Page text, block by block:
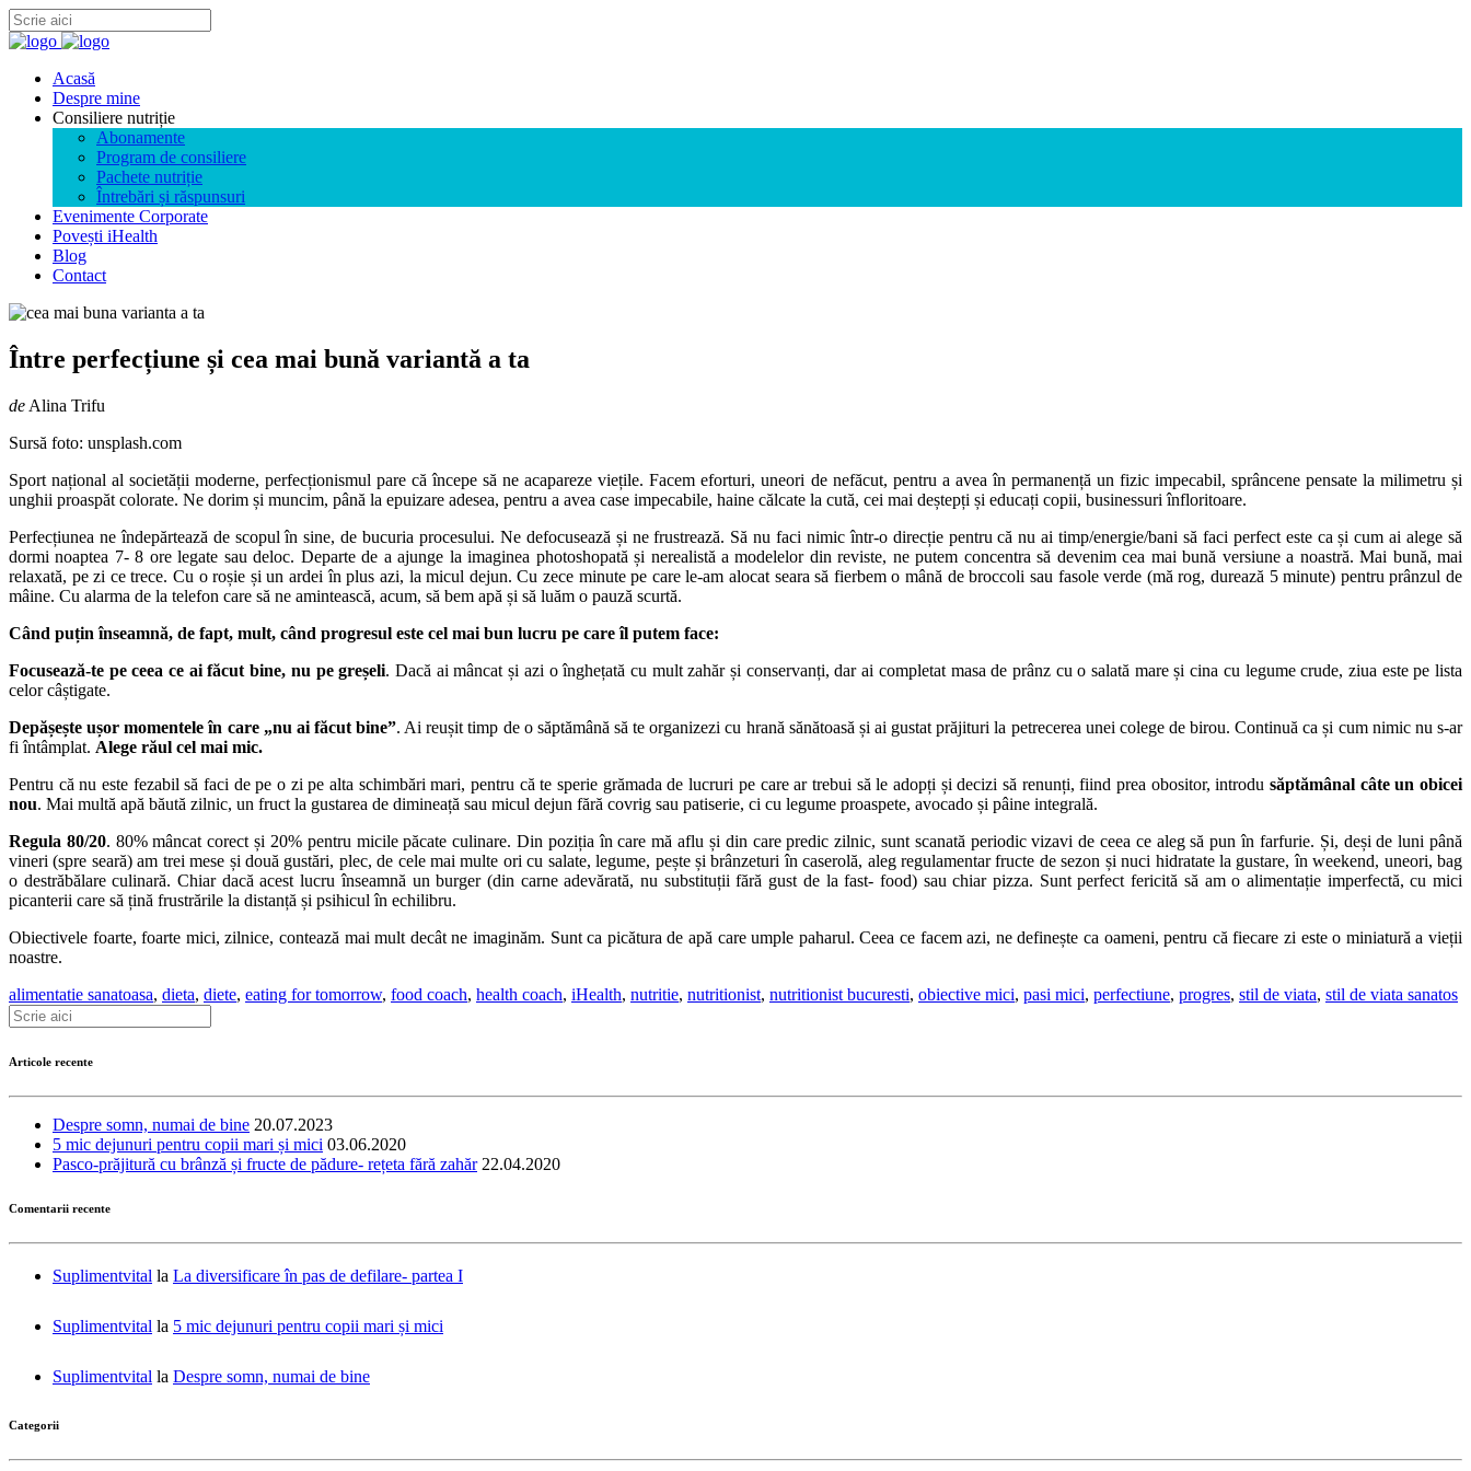
Acasă
Despre mine
Consiliere nutriție
Abonamente
Program de consiliere
Pachete nutriție
Întrebări și răspunsuri
Evenimente Corporate
Povești iHealth
Blog
Contact
Între perfecțiune și cea mai bună variantă a ta
de Alina Trifu
Sursă foto: unsplash.com
Sport național al societății moderne, perfecționismul pare că începe să ne acapareze viețile. Facem eforturi, uneori de nefăcut, pentru a avea în permanență un fizic impecabil, sprâncene pensate la milimetru și
unghii proaspăt colorate. Ne dorim și muncim, până la epuizare adesea, pentru a avea case impecabile, haine călcate la cută, cei mai deștepți și educați copii, businessuri înfloritoare.
Perfecțiunea ne îndepărtează de scopul în sine, de bucuria procesului. Ne defocusează și ne frustrează. Să nu faci nimic într-o direcție pentru că nu ai timp/energie/bani să faci perfect este ca și cum ai alege să
dormi noaptea 7- 8 ore legate sau deloc. Departe de a ajunge la imaginea photoshopată și nerealistă a modelelor din reviste, ne putem concentra să devenim cea mai bună versiune a noastră. Mai bună, mai
relaxată, pe zi ce trece. Cu o roșie și un ardei în plus azi, la micul dejun. Cu zece minute pe care le-am alocat seara să fierbem o mână de broccoli sau fasole verde (mă rog, durează 5 minute) pentru prânzul de
mâine. Cu alarma de la telefon care să ne amintească, acum, să bem apă și să luăm o pauză scurtă.
Când puțin înseamnă, de fapt, mult, când progresul este cel mai bun lucru pe care îl putem face:
Focusează-te pe ceea ce ai făcut bine, nu pe greșeli. Dacă ai mâncat și azi o înghețată cu mult zahăr și conservanți, dar ai completat masa de prânz cu o salată mare și cina cu legume crude, ziua este pe lista
celor câștigate.
Depășește ușor momentele în care „nu ai făcut bine”. Ai reușit timp de o săptămână să te organizezi cu hrană sănătoasă și ai gustat prăjituri la petrecerea unei colege de birou. Continuă ca și cum nimic nu s-ar
fi întâmplat. Alege răul cel mai mic.
Pentru că nu este fezabil să faci de pe o zi pe alta schimbări mari, pentru că te sperie grămada de lucruri pe care ar trebui să le adopți și decizi să renunți, fiind prea obositor, introdu săptămânal câte un obicei
nou. Mai multă apă băută zilnic, un fruct la gustarea de dimineață sau micul dejun fără covrig sau patiserie, ci cu legume proaspete, avocado și pâine integrală.
Regula 80/20. 80% mâncat corect și 20% pentru micile păcate culinare. Din poziția în care mă aflu și din care predic zilnic, sunt scanată periodic vizavi de ceea ce aleg să pun în farfurie. Și, deși de luni până
vineri (spre seară) am trei mese și două gustări, plec, de cele mai multe ori cu salate, legume, pește și brânzeturi în caserolă, aleg regulamentar fructe de sezon și nuci hidratate la gustare, în weekend, uneori, bag
o destrăbălare culinară. Chiar dacă acest lucru înseamnă un burger (din carne adevărată, nu substituții fără gust de la fast- food) sau chiar pizza. Sunt perfect fericită să am o alimentație imperfectă, cu mici
picanterii care să țină frustrările la distanță și psihicul în echilibru.
Obiectivele foarte, foarte mici, zilnice, contează mai mult decât ne imaginăm. Sunt ca picătura de apă care umple paharul. Ceea ce facem azi, ne definește ca oameni, pentru că fiecare zi este o miniatură a vieții
noastre.
alimentatie sanatoasa, dieta, diete, eating for tomorrow, food coach, health coach, iHealth, nutritie, nutritionist, nutritionist bucuresti, obiective mici, pasi mici, perfectiune, progres, stil de viata, stil de viata sanatos
Articole recente
Despre somn, numai de bine 20.07.2023
5 mic dejunuri pentru copii mari și mici 03.06.2020
Pasco-prăjitură cu brânză și fructe de pădure- rețeta fără zahăr 22.04.2020
Comentarii recente
Suplimentvital la La diversificare în pas de defilare- partea I
Suplimentvital la 5 mic dejunuri pentru copii mari și mici
Suplimentvital la Despre somn, numai de bine
Categorii